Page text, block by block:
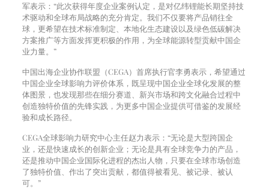
军表示：“此次获得年度企业案例认定，是对亿纬锂能长期坚持技
术驱动和全球布局战略的充分肯定。我们不仅要将产品销往全
球，更希望在技术标准制定、本地化生态建设以及绿色低碳解决
方案推广等方面发挥更积极的作用，为全球能源转型贡献中国企
业力量。”
中国出海企业协作联盟（CEGA）首席执行官李勇表示，希望通过
中国企业全球影响力评价体系，既呈现中国企业全球化发展的整
体图景，也发现那些在细分赛道、新兴市场和跨文化融合过程中
创造独特价值的先锋实践，为更多中国企业提供可借鉴的发展经
验和成长路径。
CEGA全球影响力研究中心主任赵力表示：“无论是大型跨国企
业，还是快速成长的创新企业；无论是具有全球竞争力的产品，
还是推动中国企业国际化进程的杰出人物，只要在全球市场创造
了独特价值、作出了突出贡献，都值得被看见、被记录、被认
可。”